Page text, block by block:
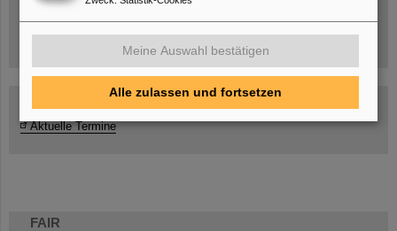
FAIR
Aktuelle Termine
Meine Auswahl bestätigen
Alle zulassen und fortsetzen